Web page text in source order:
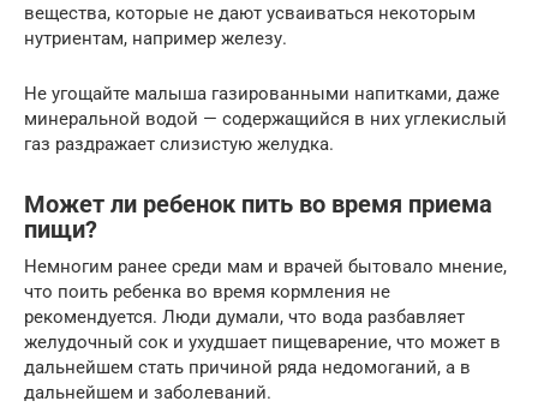
вещества, которые не дают усваиваться некоторым
нутриентам, например железу.
Не угощайте малыша газированными напитками, даже
минеральной водой — содержащийся в них углекислый
газ раздражает слизистую желудка.
Может ли ребенок пить во время приема
пищи?
Немногим ранее среди мам и врачей бытовало мнение,
что поить ребенка во время кормления не
рекомендуется. Люди думали, что вода разбавляет
желудочный сок и ухудшает пищеварение, что может в
дальнейшем стать причиной ряда недомоганий, а в
дальнейшем и заболеваний.